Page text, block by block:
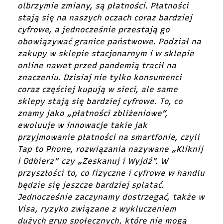
olbrzymie zmiany, są płatności. Płatności
stają się na naszych oczach coraz bardziej
cyfrowe, a jednocześnie przestają go
obowiązywać granice państwowe. Podział na
zakupy w sklepie stacjonarnym i w sklepie
online nawet przed pandemią tracił na
znaczeniu. Dzisiaj nie tylko konsumenci
coraz częściej kupują w sieci, ale same
sklepy stają się bardziej cyfrowe. To, co
znamy jako „płatności zbliżeniowe”,
ewoluuje w innowacje takie jak
przyjmowanie płatności na smartfonie, czyli
Tap to Phone, rozwiązania nazywane „Kliknij
i Odbierz” czy „Zeskanuj i Wyjdź”. W
przyszłości to, co fizyczne i cyfrowe w handlu
będzie się jeszcze bardziej splatać.
Jednocześnie zaczynamy dostrzegać, także w
Visa, ryzyko związane z wykluczeniem
dużych grup społecznych, które nie mogą